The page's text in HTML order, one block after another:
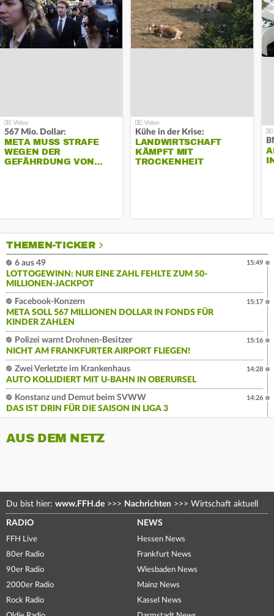
567 Mio. Dollar:
META MUSS STRAFE
WEGEN DER
GEFÄHRDUNG VON…
Kühe in der Krise:
LANDWIRTSCHAFT
KÄMPFT MIT
TROCKENHEIT
THEMEN-TICKER
6 aus 49
LOTTOGEWINN: NUR EINE ZAHL FEHLTE ZUM 50-
MILLIONEN-JACKPOT
15:49
Facebook-Konzern
META SOLL 567 MILLIONEN DOLLAR IN FONDS FÜR
KINDER ZAHLEN
15:17
Polizei warnt Drohnen-Besitzer
NICHT AM FRANKFURTER AIRPORT FLIEGEN!
15:16
Zwei Verletzte im Krankenhaus
AUTO KOLLIDIERT MIT U-BAHN IN OBERURSEL
14:28
Konstanz und Demut beim SVWW
DAS IST DRIN FÜR DIE SAISON IN LIGA 3
14:26
AUS DEM NETZ
Du bist hier: www.FFH.de >>> Nachrichten >>> Wirtschaft aktuell
RADIO
FFH Live
80er Radio
90er Radio
2000er Radio
Rock Radio
NEWS
Hessen News
Frankfurt News
Wiesbaden News
Mainz News
Kassel News